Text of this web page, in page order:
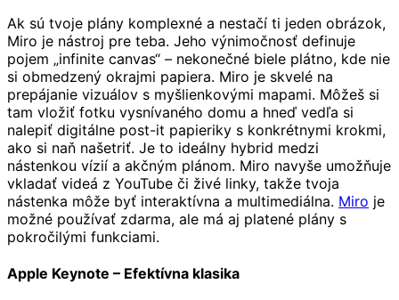
Ak sú tvoje plány komplexné a nestačí ti jeden obrázok,
Miro je nástroj pre teba. Jeho výnimočnosť definuje
pojem „infinite canvas“ – nekonečné biele plátno, kde nie
si obmedzený okrajmi papiera. Miro je skvelé na
prepájanie vizuálov s myšlienkovými mapami. Môžeš si
tam vložiť fotku vysnívaného domu a hneď vedľa si
nalepiť digitálne post-it papieriky s konkrétnymi krokmi,
ako si naň našetriť. Je to ideálny hybrid medzi
nástenkou vízií a akčným plánom. Miro navyše umožňuje
vkladať videá z YouTube či živé linky, takže tvoja
nástenka môže byť interaktívna a multimediálna. Miro je
možné používať zdarma, ale má aj platené plány s
pokročilými funkciami.
Apple Keynote – Efektívna klasika